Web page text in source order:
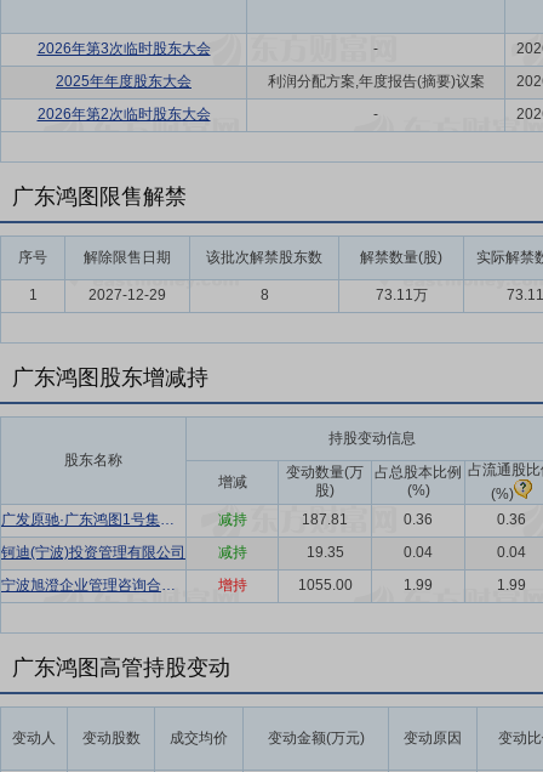
2026年第3次临时股东大会 -
2025年年度股东大会
利润分配方案,年度报告(摘要)议案
2026年第2次临时股东大会
-
广东鸿图限售解禁
序号 解除限售日期 该批次解禁股东数 解禁数量(股) 实际解禁
1 2027-12-29 8 73.11万
广东鸿图股东增减持
股东名称
持股变动信息
增减
变动数量(万
股)
占总股本比例
(%)
占流通股
(%)
广发原驰·广东鸿图1号集合资产管理计划
减持 187.81 0.36
0.36
钶迪(宁波)投资管理有限公司
减持 19.35 0.04
0.04
宁波旭澄企业管理咨询合伙企业(有限合伙)
增持 1055.00 1.99 1.99
广东鸿图高管持股变动
变动人 变动股数 成交均价 变动金额(万元) 变动原因 变动